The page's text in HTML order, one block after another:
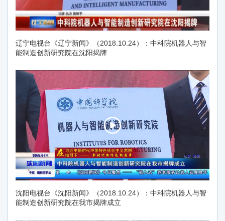
辽宁电视台《辽宁新闻》（2018.10.24）：中科院机器人与智
能制造创新研究院在沈阳揭牌
沈阳电视台《沈阳新闻》（2018.10.24）：中科院机器人与智
能制造创新研究院在我市揭牌成立